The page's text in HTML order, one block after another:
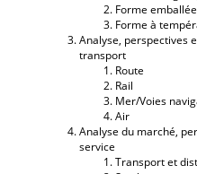
Forme emballée
Forme à
Analyse, perspectives
transport
Route
Rail
Mer/Voies
Air
Analyse du marché,
service
Transport et